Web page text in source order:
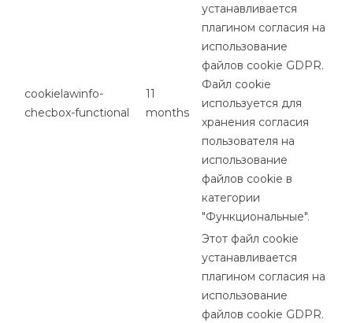
cookielawinfo-
checbox-functional
11
months
устанавливается
плагином согласия на
использование
файлов cookie GDPR.
Файл cookie
используется для
хранения согласия
пользователя на
использование
файлов cookie в
категории
"Функциональные".
Этот файл cookie
устанавливается
плагином согласия на
использование
файлов cookie GDPR.